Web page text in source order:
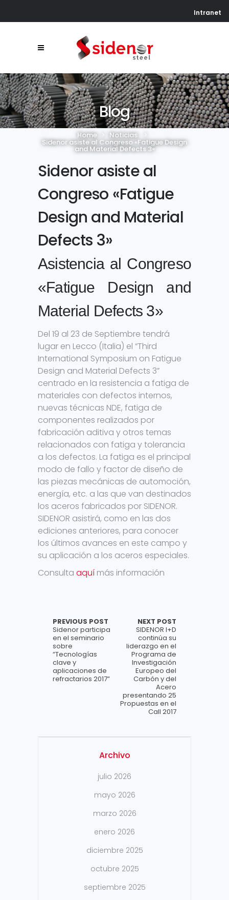
Intranet
Blog
Home > Noticias >
Sidenor asiste al Congreso «Fatigue Design
and Material Defects 3»
Sidenor asiste al
Congreso «Fatigue
Design and Material
Defects 3»
Asistencia al Congreso
«Fatigue Design and
Material Defects 3»
Del 19 al 23 de Septiembre tendrá
lugar en Lecco (Italia) el “Third
International Symposium on Fatigue
Design and Material Defects 3”
centrado en la resistencia a fatiga de
materiales con defectos internos,
nuevas técnicas NDE, fatiga de
componentes realizados por
fabricación aditiva y otros temas
relacionados con fatiga y tolerancia
a los defectos. La fatiga es el principal
modo de fallo y factor de diseño de
las piezas mecánicas de automoción,
energía, etc. a las que van destinados
los aceros fabricados por SIDENOR.
SIDENOR asistirá, como en las dos
ediciones anteriores, para conocer
los últimos avances en este campo y
su aplicación a los aceros especiales.
Consulta aquí más información
PREVIOUS POST
Sidenor participa
en el seminario
sobre
“Tecnologías
clave y
aplicaciones de
refractarios 2017”
NEXT POST
SIDENOR I+D
continúa su
liderazgo en el
Programa de
Investigación
Europeo del
Carbón y del
Acero
presentando 25
Propuestas en el
Call 2017
Archivo
julio 2026
mayo 2026
marzo 2026
enero 2026
diciembre 2025
octubre 2025
septiembre 2025